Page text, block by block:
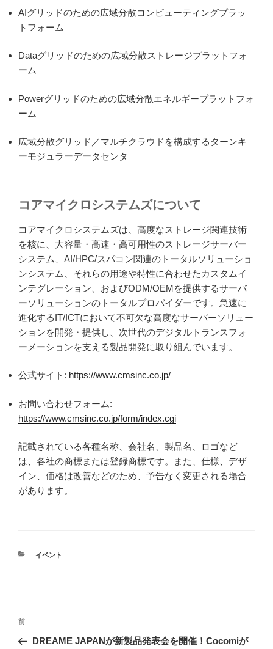
AIグリッドのための広域分散コンピューティングプラッ
トフォーム
Dataグリッドのための広域分散ストレージプラットフォ
ーム
Powerグリッドのための広域分散エネルギープラットフォ
ーム
広域分散グリッド／マルチクラウドを構成するターンキ
ーモジュラーデータセンタ
コアマイクロシステムズについて
コアマイクロシステムズは、高度なストレージ関連技術
を核に、大容量・高速・高可用性のストレージサーバー
システム、AI/HPC/スパコン関連のトータルソリューショ
ンシステム、それらの用途や特性に合わせたカスタムイ
ンテグレーション、およびODM/OEMを提供するサーバ
ーソリューションのトータルプロバイダーです。急速に
進化するIT/ICTにおいて不可欠な高度なサーバーソリュー
ションを開発・提供し、次世代のデジタルトランスフォ
ーメーションを支える製品開発に取り組んでいます。
公式サイト: https://www.cmsinc.co.jp/
お問い合わせフォーム:
https://www.cmsinc.co.jp/form/index.cgi
記載されている各種名称、会社名、製品名、ロゴなど
は、各社の商標または登録商標です。また、仕様、デザ
イン、価格は改善などのため、予告なく変更される場合
があります。
カ
イベント
投
前
の
前
DREAME JAPANが新製品発表会を開催！Cocomiが